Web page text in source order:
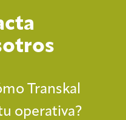
Transkal
operativa?